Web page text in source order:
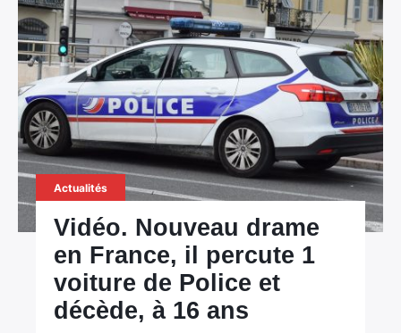
Actualités
Vidéo. Nouveau drame
en France, il percute 1
voiture de Police et
décède, à 16 ans